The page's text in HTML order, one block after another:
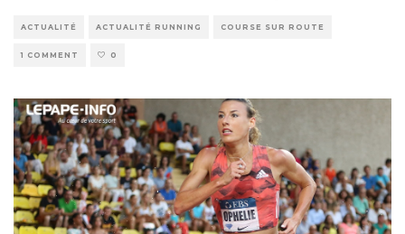
ACTUALITÉ ACTUALITÉ RUNNING COURSE SUR ROUTE
1 COMMENT 0